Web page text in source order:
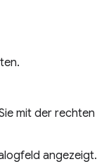
mit der rechten
angezeigt.